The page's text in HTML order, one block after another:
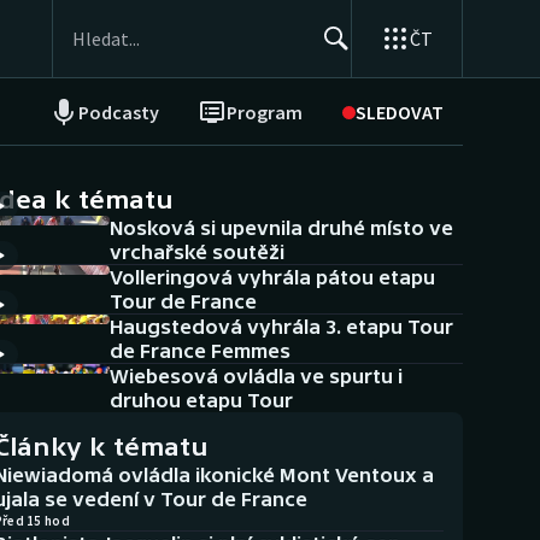
ČT
Podcasty Program SLEDOVAT
NEPŘEHLÉDNĚTE
Historické návraty
Aplikace ČT sport
AZ kvíz
k tématu
Nosková si upevnila druhé místo ve
vrchařské soutěži
Volleringová vyhrála pátou etapu
Tour de France
Haugstedová vyhrála 3. etapu Tour
de France Femmes
Wiebesová ovládla ve spurtu i
druhou etapu Tour
k tématu
ovládla ikonické Mont Ventoux a
se vedení v Tour de France
15 hod